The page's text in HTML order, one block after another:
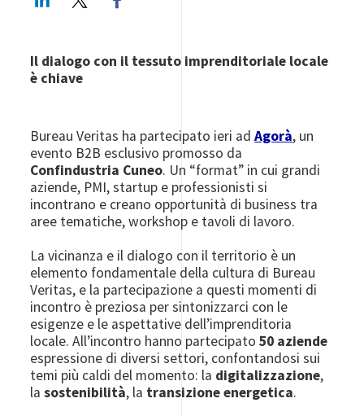
Il dialogo con il tessuto imprenditoriale locale
è chiave
Bureau Veritas ha partecipato ieri adAgorà, un
evento B2B esclusivo promosso da
Confindustria Cuneo. Un “format” in cui grandi
aziende, PMI, startup e professionisti si
incontrano e creano opportunità di business tra
aree tematiche, workshop e tavoli di lavoro.
La vicinanza e il dialogo con il territorio è un
elemento fondamentale della cultura di Bureau
Veritas, e la partecipazione a questi momenti di
incontro è preziosa per sintonizzarci con le
esigenze e le aspettative dell’imprenditoria
locale. All’incontro hanno partecipato50 aziende
espressione di diversi settori, confontandosi sui
temi più caldi del momento: la digitalizzazione,
lasostenibilità, la transizione energetica.